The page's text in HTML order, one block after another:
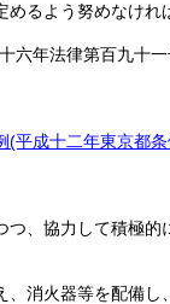
るよう努めなけれ
六年法律第百九十
(平成十二年東京都
、協力して積極的
消火器等を配備し